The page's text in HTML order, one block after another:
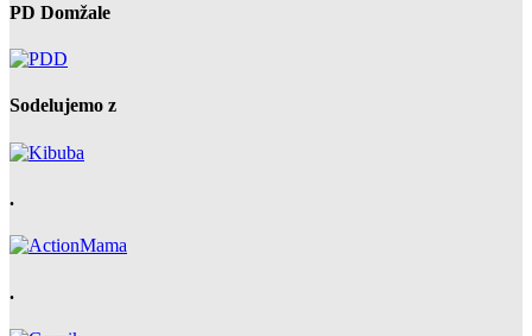
PD Domžale
Sodelujemo z
.
.